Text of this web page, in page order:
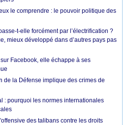
le comprendre : le pouvoir politique des
t-elle forcément par l’électrification ?
mieux développé dans d’autres pays pas
Facebook, elle échappe à ses
de la Défense implique des crimes de
: pourquoi les normes internationales
des talibans contre les droits